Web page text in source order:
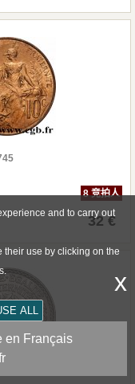
8 竞拍人
32 €
and to carry out
their use by clicking on the
ALL
x
en Français